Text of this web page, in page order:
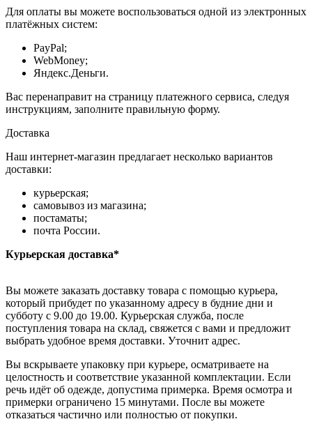
Для оплаты вы можете воспользоваться одной из электронных
платёжных систем:
PayPal;
WebMoney;
Яндекс.Деньги.
Вас перенаправит на страницу платежного сервиса, следуя
инструкциям, заполните правильную форму.
Доставка
Наш интернет-магазин предлагает несколько вариантов
доставки:
курьерская;
самовывоз из магазина;
постаматы;
почта России.
Курьерская доставка*
Вы можете заказать доставку товара с помощью курьера,
который прибудет по указанному адресу в будние дни и
субботу с 9.00 до 19.00. Курьерская служба, после
поступления товара на склад, свяжется с вами и предложит
выбрать удобное время доставки. Уточнит адрес.
Вы вскрываете упаковку при курьере, осматриваете на
целостность и соответствие указанной комплектации. Если
речь идёт об одежде, допустима примерка. Время осмотра и
примерки ограничено 15 минутами. После вы можете
отказаться частично или полностью от покупки.